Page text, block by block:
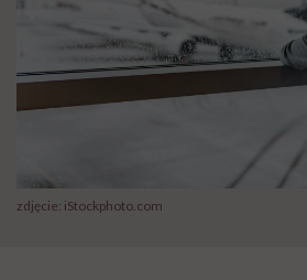
zdjęcie: iStockphoto.com